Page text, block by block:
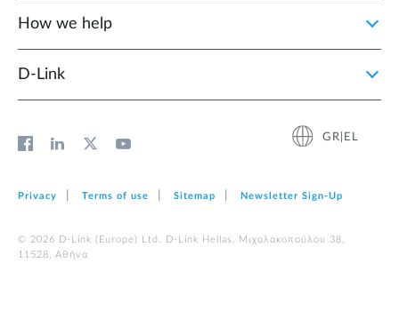
How we help
D‑Link
GR|EL
Privacy Terms of use Sitemap Newsletter Sign‑Up
© 2026 D‑Link (Europe) Ltd. D-Link Hellas, Μιχαλακοπούλου 38,
11528, Αθήνα